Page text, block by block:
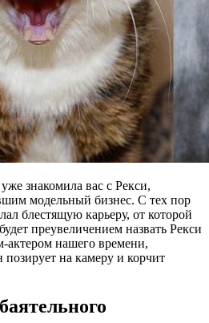
знакомила вас с Рекси,
модельный бизнес. С тех пор
блестящую карьеру, от которой
преувеличением назвать Рекси
нашего времени,
позирует на камеру и корчит